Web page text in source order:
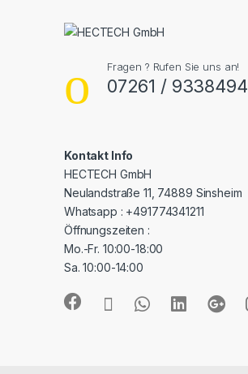
Fragen ? Rufen Sie uns an!
07261 / 9338494
Kontakt Info
HECTECH GmbH
Neulandstraße 11, 74889 Sinsheim
Whatsapp : +491774341211
Öffnungszeiten :
Mo.-Fr. 10:00-18:00
Sa. 10:00-14:00